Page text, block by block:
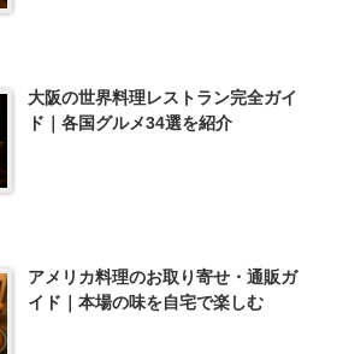
大阪の世界料理レストラン完全ガイ
ド｜各国グルメ34選を紹介
アメリカ料理のお取り寄せ・通販ガ
イド｜本場の味を自宅で楽しむ